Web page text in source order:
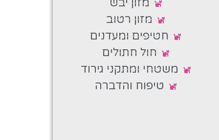
מזון יבש
מזון רטוב
חטיפים ומעדנים
חול חתולים
משטחי ומתקני גירוד
טיפוח והדברה